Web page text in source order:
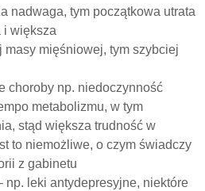
nadwaga, tym początkowa utrata
i większa
masy mięśniowej, tym szybciej
choroby np. niedoczynność
metabolizmu, w tym
stąd większa trudność w
to niemożliwe, o czym świadczy
z gabinetu
np. leki antydepresyjne, niektóre